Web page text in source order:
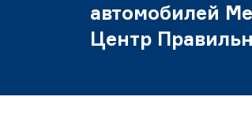
автомобилей
Центр